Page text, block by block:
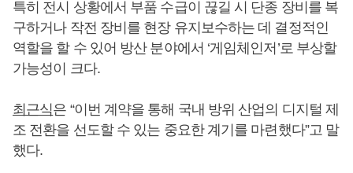
특히 전시 상황에서 부품 수급이 끊길 시 단종 장비를 복
구하거나 작전 장비를 현장 유지보수하는 데 결정적인
역할을 할 수 있어 방산 분야에서 ‘게임체인저’로 부상할
가능성이 크다.
최근식은 “이번 계약을 통해 국내 방위 산업의 디지털 제
조 전환을 선도할 수 있는 중요한 계기를 마련했다”고 말
했다.